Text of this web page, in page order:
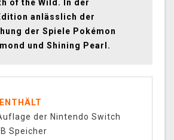
of the Wild. In der
anlässlich der
der Spiele Pokémon
und Shining Pearl.
der Nintendo Switch
Speicher